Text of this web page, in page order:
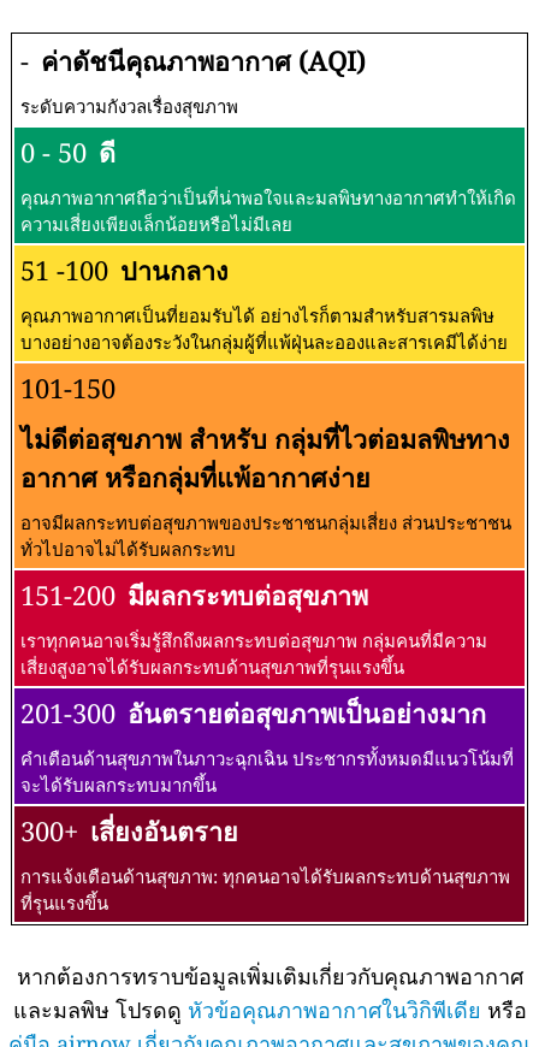
- ค่าดัชนีคุณภาพอากาศ (AQI)
ระดับความกังวลเรื่องสุขภาพ
0 - 50 ดี
คุณภาพอากาศถือว่าเป็นที่น่าพอใจและมลพิษทางอากาศทำให้เกิด
ความเสี่ยงเพียงเล็กน้อยหรือไม่มีเลย
51 -100 ปานกลาง
คุณภาพอากาศเป็นที่ยอมรับได้ อย่างไรก็ตามสำหรับสารมลพิษ
บางอย่างอาจต้องระวังในกลุ่มผู้ที่แพ้ฝุ่นละอองและสารเคมีได้ง่าย
101-150
ไม่ดีต่อสุขภาพ สำหรับ กลุ่มที่ไวต่อมลพิษทาง
อากาศ หรือกลุ่มที่แพ้อากาศง่าย
อาจมีผลกระทบต่อสุขภาพของประชาชนกลุ่มเสี่ยง ส่วนประชาชน
ทั่วไปอาจไม่ได้รับผลกระทบ
151-200 มีผลกระทบต่อสุขภาพ
เราทุกคนอาจเริ่มรู้สึกถึงผลกระทบต่อสุขภาพ กลุ่มคนที่มีความ
เสี่ยงสูงอาจได้รับผลกระทบด้านสุขภาพที่รุนแรงขึ้น
201-300 อันตรายต่อสุขภาพเป็นอย่างมาก
คำเตือนด้านสุขภาพในภาวะฉุกเฉิน ประชากรทั้งหมดมีแนวโน้มที่
จะได้รับผลกระทบมากขึ้น
300+ เสี่ยงอันตราย
การแจ้งเตือนด้านสุขภาพ: ทุกคนอาจได้รับผลกระทบด้านสุขภาพ
ที่รุนแรงขึ้น
หากต้องการทราบข้อมูลเพิ่มเติมเกี่ยวกับคุณภาพอากาศ
และมลพิษ โปรดดู หัวข้อคุณภาพอากาศในวิกิพีเดีย หรือ